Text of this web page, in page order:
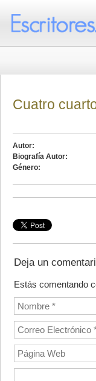
Cuatro
Autor:
Biografía Autor:
Género:
Deja un
Estás comentando